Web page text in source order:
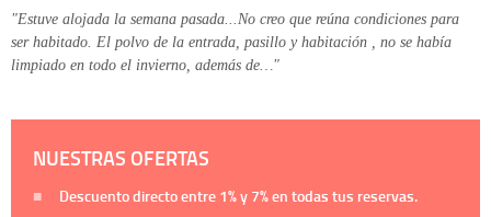
"Estuve alojada la semana pasada...No creo que reúna condiciones para
ser habitado. El polvo de la entrada, pasillo y habitación , no se había
limpiado en todo el invierno, además de…"
NUESTRAS OFERTAS
Descuento directo entre 1%y 7%en todas tus reservas.